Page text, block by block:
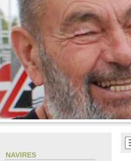
NAVIRES